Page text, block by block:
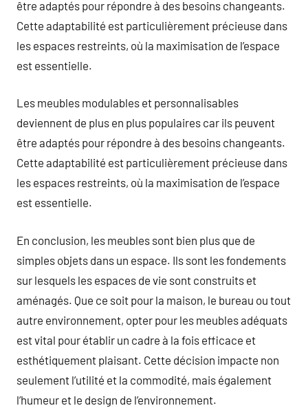
être adaptés pour répondre à des besoins changeants.
Cette adaptabilité est particulièrement précieuse dans
les espaces restreints, où la maximisation de l’espace
est essentielle.
Les meubles modulables et personnalisables
deviennent de plus en plus populaires car ils peuvent
être adaptés pour répondre à des besoins changeants.
Cette adaptabilité est particulièrement précieuse dans
les espaces restreints, où la maximisation de l’espace
est essentielle.
En conclusion, les meubles sont bien plus que de
simples objets dans un espace. Ils sont les fondements
sur lesquels les espaces de vie sont construits et
aménagés. Que ce soit pour la maison, le bureau ou tout
autre environnement, opter pour les meubles adéquats
est vital pour établir un cadre à la fois efficace et
esthétiquement plaisant. Cette décision impacte non
seulement l’utilité et la commodité, mais également
l’humeur et le design de l’environnement.